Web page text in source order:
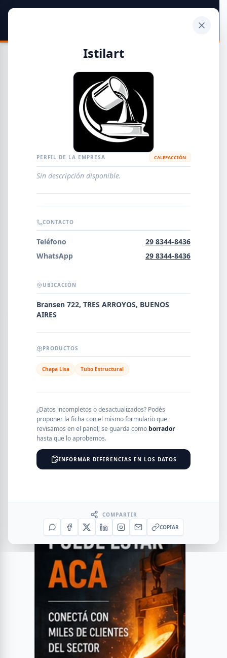
Guía de Empresas Metalúrgicas y Siderúrgicas
METALÚRGICAS
EMPRESAS AGREGAR EMPRESA
Error al cargar empresas.
SEGMENTO
PROVINCIA
Istilart
PERFIL DE LA EMPRESA CALEFACCIÓN
Sin descripción disponible.
CONTACTO
Teléfono
29 8344-8436
WhatsApp
29 8344-8436
UBICACIÓN
Bransen 722, TRES ARROYOS, BUENOS
AIRES
PRODUCTOS
Chapa Lisa Tubo Estructural
¿Datos incompletos o desactualizados? Podés
proponer la ficha con el mismo formulario que
revisamos en el panel; se guarda como borrador
hasta que lo aprobemos.
INFORMAR DIFERENCIAS EN LOS DATOS
COMPARTIR
COPIAR